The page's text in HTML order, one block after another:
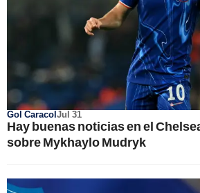
Gol CaracolJul 31
Hay buenas noticias en el
sobre Mykhaylo Mudryk